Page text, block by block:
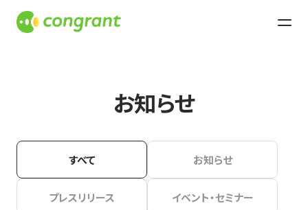
お知らせ
すべて お知らせ
プレスリリース イベント・セミナー